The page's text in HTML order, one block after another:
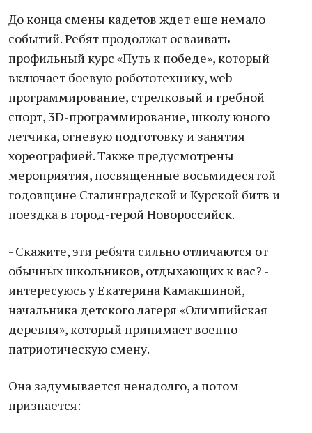
До конца смены кадетов ждет еще немало
событий. Ребят продолжат осваивать
профильный курс «Путь к победе», который
включает боевую робототехнику, web-
программирование, стрелковый и гребной
спорт, 3D-программирование, школу юного
летчика, огневую подготовку и занятия
хореографией. Также предусмотрены
мероприятия, посвященные восьмидесятой
годовщине Сталинградской и Курской битв и
поездка в город-герой Новороссийск.
- Скажите, эти ребята сильно отличаются от
обычных школьников, отдыхающих к вас? -
интересуюсь у Екатерина Камакшиной,
начальника детского лагеря «Олимпийская
деревня», который принимает военно-
патриотическую смену.
Она задумывается ненадолго, а потом
признается: